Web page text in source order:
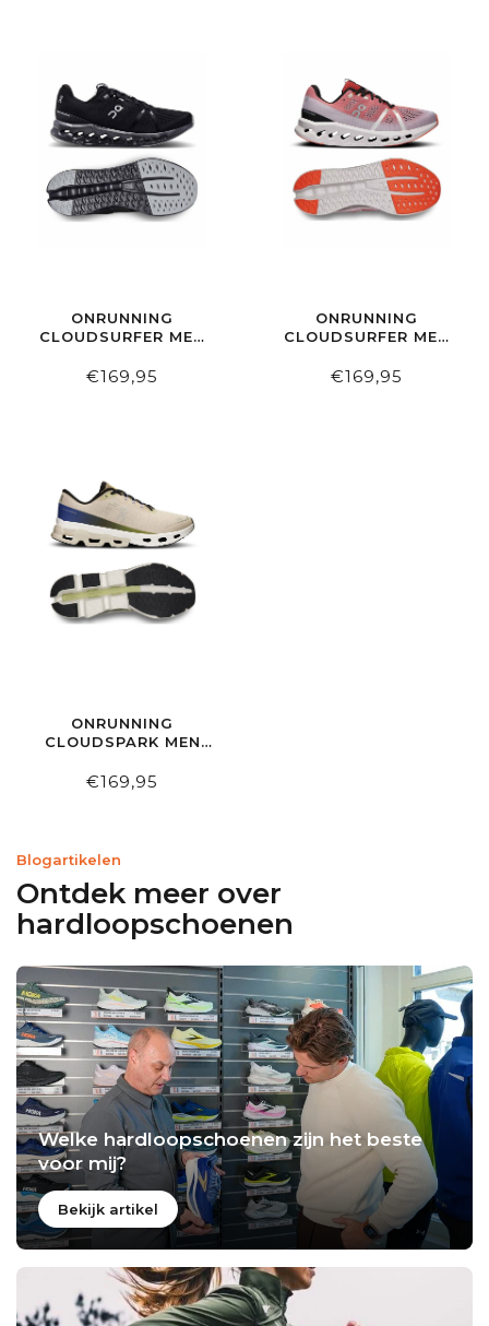
ONRUNNING
CLOUDSURFER MEN
€169,95
ONRUNNING
CLOUDSURFER MEN
€169,95
ONRUNNING
CLOUDSPARK MEN
€169,95
Blogartikelen
Ontdek meer over
hardloopschoenen
Welke hardloopschoenen zijn het beste
voor mij?
Bekijk artikel